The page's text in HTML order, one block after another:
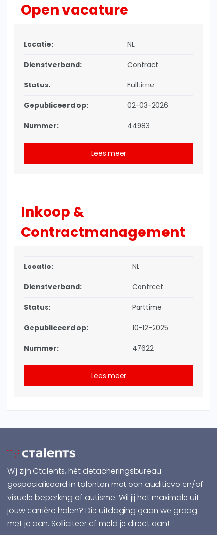
Open vacature
Locatie: NL
Dienstverband: Contract
Status: Fulltime
Gepubliceerd op: 02-03-2026
Nummer: 44983
Lees meer
Inkoop &
Contractmanagement
Locatie: NL
Dienstverband: Contract
Status: Parttime
Gepubliceerd op: 10-12-2025
Nummer: 47622
Lees meer
Wij zijn Ctalents, hét detacheringsbureau
gespecialiseerd in talenten met een auditieve en/of
visuele beperking of autisme. Wil jij het maximale uit
jouw carrière halen? Die uitdaging gaan we graag
met je aan. Solliciteer of meld je direct aan!